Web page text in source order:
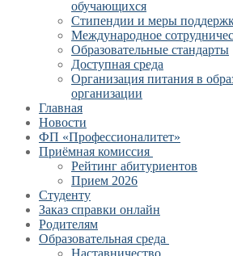
обучающихся
Стипендии и меры
Международное
Образовательные стандарты
Доступная среда
Организация питания в
организации
Главная
Новости
ФП «Профессионалитет»
Приёмная комиссия
Рейтинг абитуриентов
Прием 2026
Студенту
Заказ справки онлайн
Родителям
Образовательная среда
Наставничество